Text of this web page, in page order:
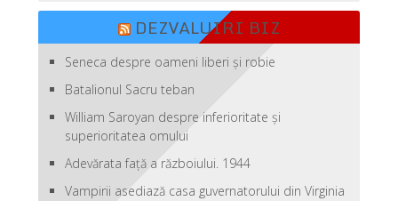
DEZVALUIRI BIZ
Seneca despre oameni liberi şi robie
Batalionul Sacru teban
William Saroyan despre inferioritate şi
superioritatea omului
Adevărata față a războiului. 1944
Vampirii asediază casa guvernatorului din Virginia